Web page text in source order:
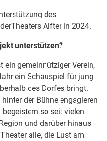
des
Alfter in 2024.
unterstützen?
ein gemeinnütziger Verein,
ein Schauspiel für jung
des Dorfes bringt.
der Bühne engagieren
so seit vielen
und darüber hinaus.
alle, die Lust am